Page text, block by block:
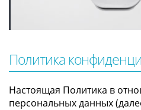
Политика
Настоящая Политика в
персональных данных